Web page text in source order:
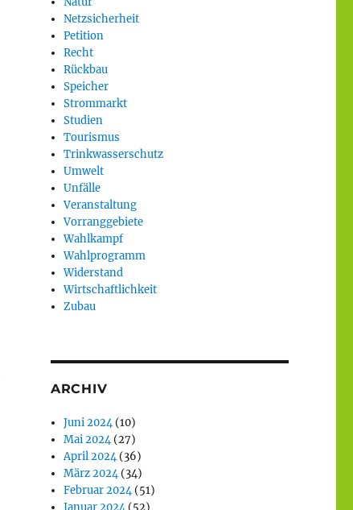
Netzsicherheit
Petition
Recht
Rückbau
Speicher
Strommarkt
Studien
Tourismus
Trinkwasserschutz
Umwelt
Unfälle
Veranstaltung
Vorranggebiete
Wahlkampf
Wahlprogramm
Widerstand
Wirtschaftlichkeit
Zubau
ARCHIV
Juni 2024(10)
Mai 2024(27)
April 2024(36)
März 2024(34)
Februar 2024(51)